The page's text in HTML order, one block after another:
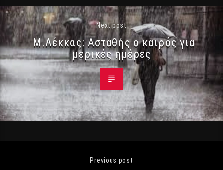
Next post
Μ.Λέκκας: Ασταθής ο καιρός για
μερικές ημέρες
Previous post